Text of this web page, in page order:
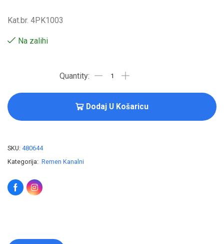
Kat.br. 4PK1003
Na zalihi
Dodaj U Košaricu
SKU: 480644
Kategorija: Remen Kanalni